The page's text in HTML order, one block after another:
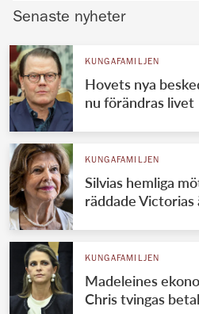
Senaste nyheter
KUNGAFAMILJEN
Hovets nya
nu förändras livet
KUNGAFAMILJEN
Silvias hemliga
räddade Victorias
KUNGAFAMILJEN
Madeleines
Chris tvingas